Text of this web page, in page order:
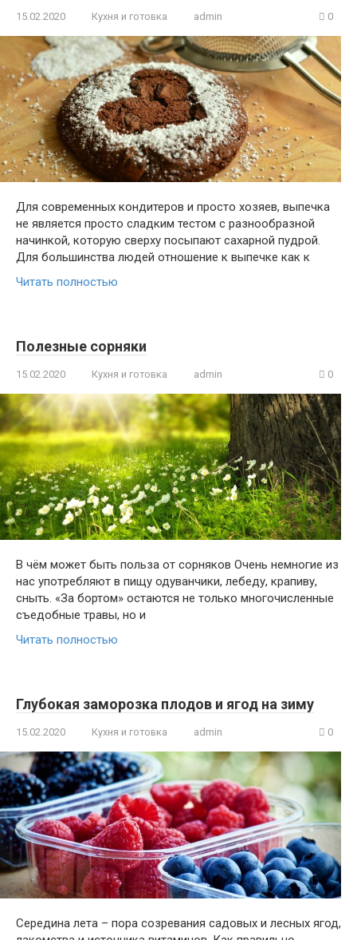
15.02.2020 Кухня и готовка admin 0
Для современных кондитеров и просто хозяев, выпечка
не является просто сладким тестом с разнообразной
начинкой, которую сверху посыпают сахарной пудрой.
Для большинства людей отношение к выпечке как к
Читать полностью
Полезные сорняки
15.02.2020 Кухня и готовка admin 0
В чём может быть польза от сорняков Очень немногие из
нас употребляют в пищу одуванчики, лебеду, крапиву,
сныть. «За бортом» остаются не только многочисленные
съедобные травы, но и
Читать полностью
Глубокая заморозка плодов и ягод на зиму
15.02.2020 Кухня и готовка admin 0
Середина лета – пора созревания садовых и лесных ягод,